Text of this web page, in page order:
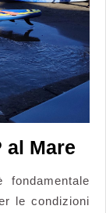
al Mare
le condizioni